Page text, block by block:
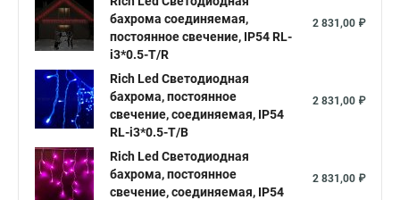
бахрома соединяемая,
постоянное свечение, IP54 RL-
i3*0.5-T/R
2 831,00 ₽
Rich Led Светодиодная
бахрома, постоянное
свечение, соединяемая, IP54
RL-i3*0.5-T/B
2 831,00 ₽
Rich Led Светодиодная
бахрома, постоянное
свечение, соединяемая, IP54
2 831,00 ₽